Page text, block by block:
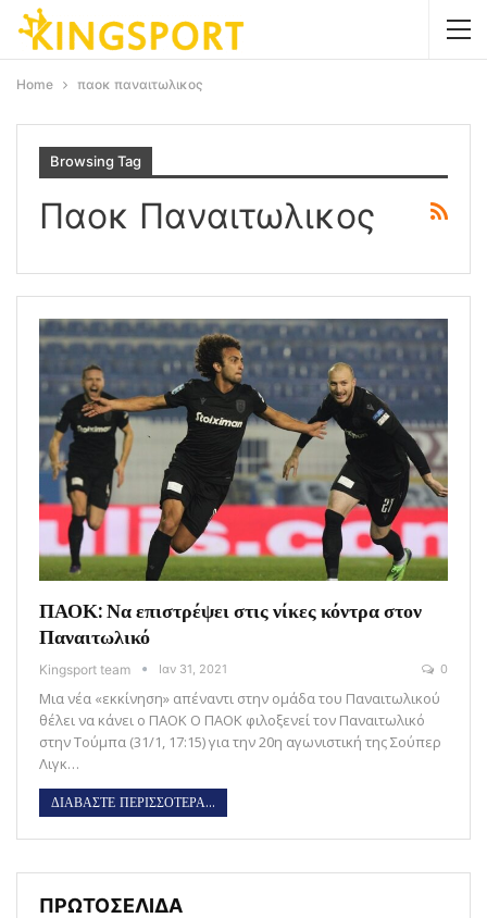
Home παοκ παναιτωλικος
Browsing Tag
Παοκ Παναιτωλικος
ΠΑΟΚ: Να επιστρέψει στις νίκες κόντρα στον
Παναιτωλικό
Kingsport team Ιαν 31, 2021 0
Μια νέα «εκκίνηση» απέναντι στην ομάδα του Παναιτωλικού
θέλει να κάνει ο ΠΑΟΚ Ο ΠΑΟΚ φιλοξενεί τον Παναιτωλικό
στην Τούμπα (31/1, 17:15) για την 20η αγωνιστική της Σούπερ
Λιγκ…
ΔΙΑΒΑΣΤΕ ΠΕΡΙΣΣΟΤΕΡΑ...
ΠΡΩΤΟΣΕΛΙΔΑ